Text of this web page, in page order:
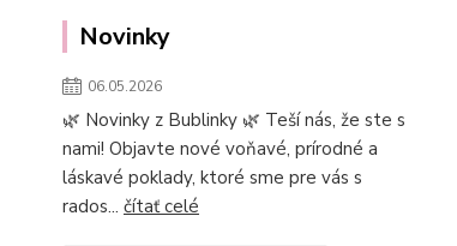
Novinky
06.05.2026
🌿 Novinky z Bublinky 🌿 Teší nás, že ste s
nami! Objavte nové voňavé, prírodné a
láskavé poklady, ktoré sme pre vás s
rados... čítať celé